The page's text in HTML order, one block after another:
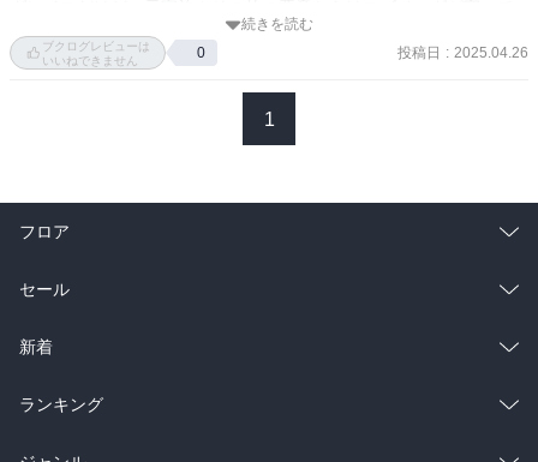
くれそう。今後、夫婦関係がどうなっていくのか、楽しみになっ
た。
続きを読む
ブクログレビューは
いいねできません
0 投稿日 : 2025.04.26
1
フロア
総合
ラノベ
雑誌・グラビア
BL・TL
セール
総合
ラノベ
雑誌・グラビア
新着
総合
ラノベ
ランキング